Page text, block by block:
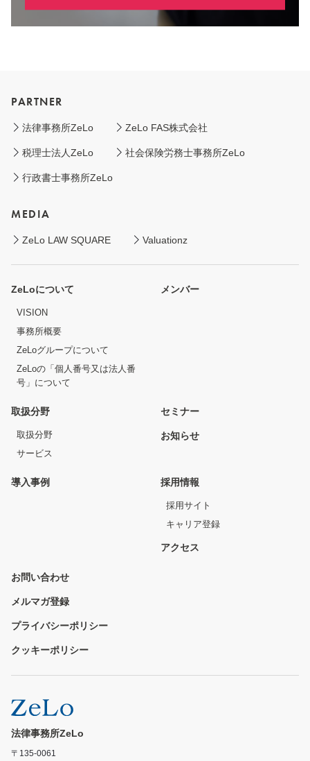
PARTNER
法律事務所ZeLo ZeLo FAS株式会社
税理士法人ZeLo 社会保険労務士事務所ZeLo
行政書士事務所ZeLo
MEDIA
ZeLo LAW SQUARE Valuationz
ZeLoについて
VISION
事務所概要
ZeLoグループについて
ZeLoの「個人番号又は法人番
号」について
メンバー
取扱分野
取扱分野
サービス
セミナー
お知らせ
導入事例 採用情報
採用サイト
キャリア登録
アクセス
お問い合わせ
メルマガ登録
プライバシーポリシー
クッキーポリシー
法律事務所ZeLo
〒135-0061